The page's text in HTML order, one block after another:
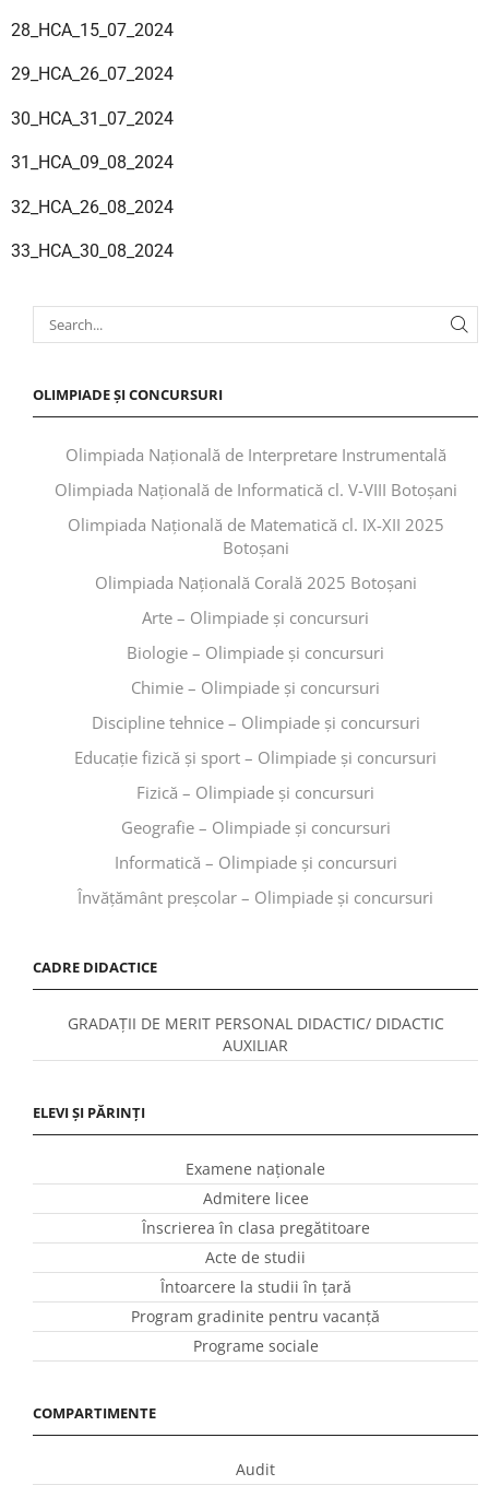
28_HCA_15_07_2024
29_HCA_26_07_2024
30_HCA_31_07_2024
31_HCA_09_08_2024
32_HCA_26_08_2024
33_HCA_30_08_2024
OLIMPIADE ȘI CONCURSURI
Olimpiada Națională de Interpretare Instrumentală
Olimpiada Națională de Informatică cl. V-VIII Botoșani
Olimpiada Națională de Matematică cl. IX-XII 2025
Botoșani
Olimpiada Națională Corală 2025 Botoșani
Arte – Olimpiade și concursuri
Biologie – Olimpiade și concursuri
Chimie – Olimpiade și concursuri
Discipline tehnice – Olimpiade și concursuri
Educaţie fizică şi sport – Olimpiade și concursuri
Fizică – Olimpiade și concursuri
Geografie – Olimpiade și concursuri
Informatică – Olimpiade și concursuri
Învăţământ preşcolar – Olimpiade și concursuri
CADRE DIDACTICE
GRADAȚII DE MERIT PERSONAL DIDACTIC/ DIDACTIC
AUXILIAR
ELEVI ȘI PĂRINȚI
Examene naționale
Admitere licee
Înscrierea în clasa pregătitoare
Acte de studii
Întoarcere la studii în ţară
Program gradinite pentru vacanţă
Programe sociale
COMPARTIMENTE
Audit